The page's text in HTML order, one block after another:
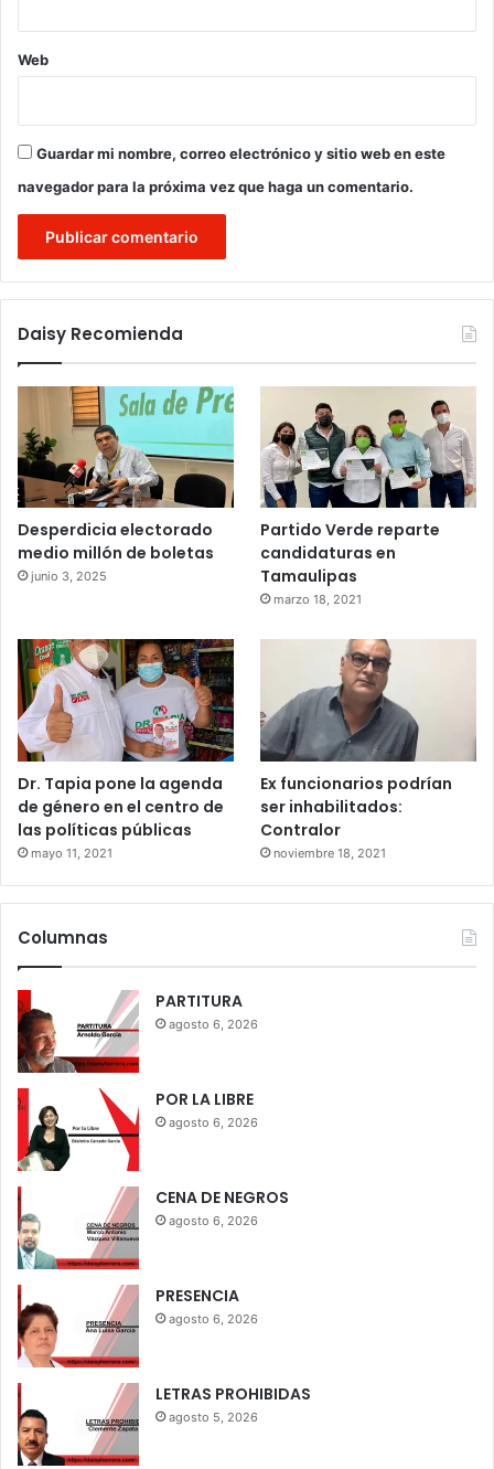
Web
Guardar mi nombre, correo electrónico y sitio web en este
navegador para la próxima vez que haga un comentario.
Daisy Recomienda
Desperdicia electorado
medio millón de boletas
junio 3, 2025
Partido Verde reparte
candidaturas en
Tamaulipas
marzo 18, 2021
Dr. Tapia pone la agenda
de género en el centro de
las políticas públicas
mayo 11, 2021
Ex funcionarios podrían
ser inhabilitados:
Contralor
noviembre 18, 2021
Columnas
PARTITURA
agosto 6, 2026
POR LA LIBRE
agosto 6, 2026
CENA DE NEGROS
agosto 6, 2026
PRESENCIA
agosto 6, 2026
LETRAS PROHIBIDAS
agosto 5, 2026